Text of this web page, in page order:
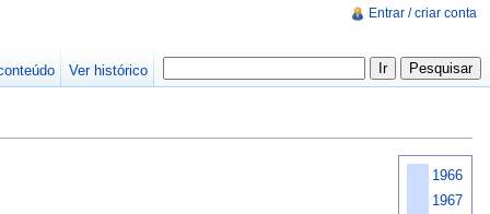
1966
1967
Entrar / criar conta
Ver histórico